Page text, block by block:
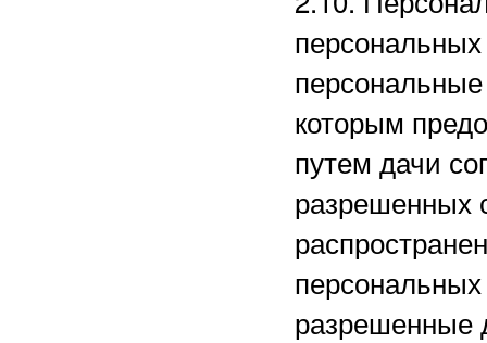
персональные
которым
путем дачи
разрешенных
разрешенные